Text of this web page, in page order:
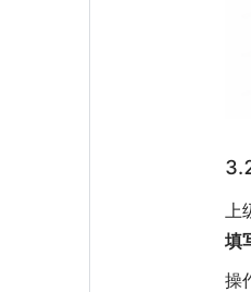
填
操